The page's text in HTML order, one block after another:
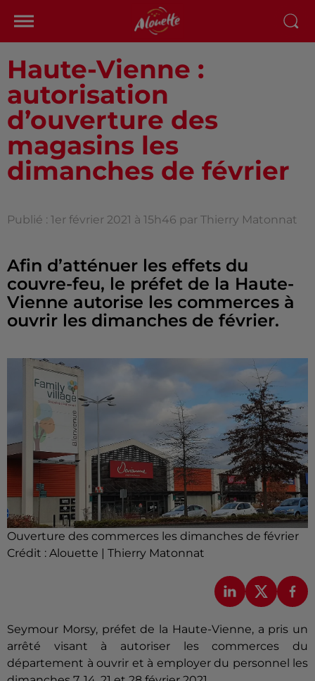
Haute-Vienne :
autorisation
d’ouverture des
magasins les
dimanches de février
Publié : 1er février 2021 à 15h46 par Thierry Matonnat
Afin d’atténuer les effets du
couvre-feu, le préfet de la Haute-
Vienne autorise les commerces à
ouvrir les dimanches de février.
Ouverture des commerces les dimanches de février
Crédit : Alouette | Thierry Matonnat
Seymour Morsy, préfet de la Haute-Vienne, a pris un
arrêté visant à autoriser les commerces du
département à ouvrir et à employer du personnel les